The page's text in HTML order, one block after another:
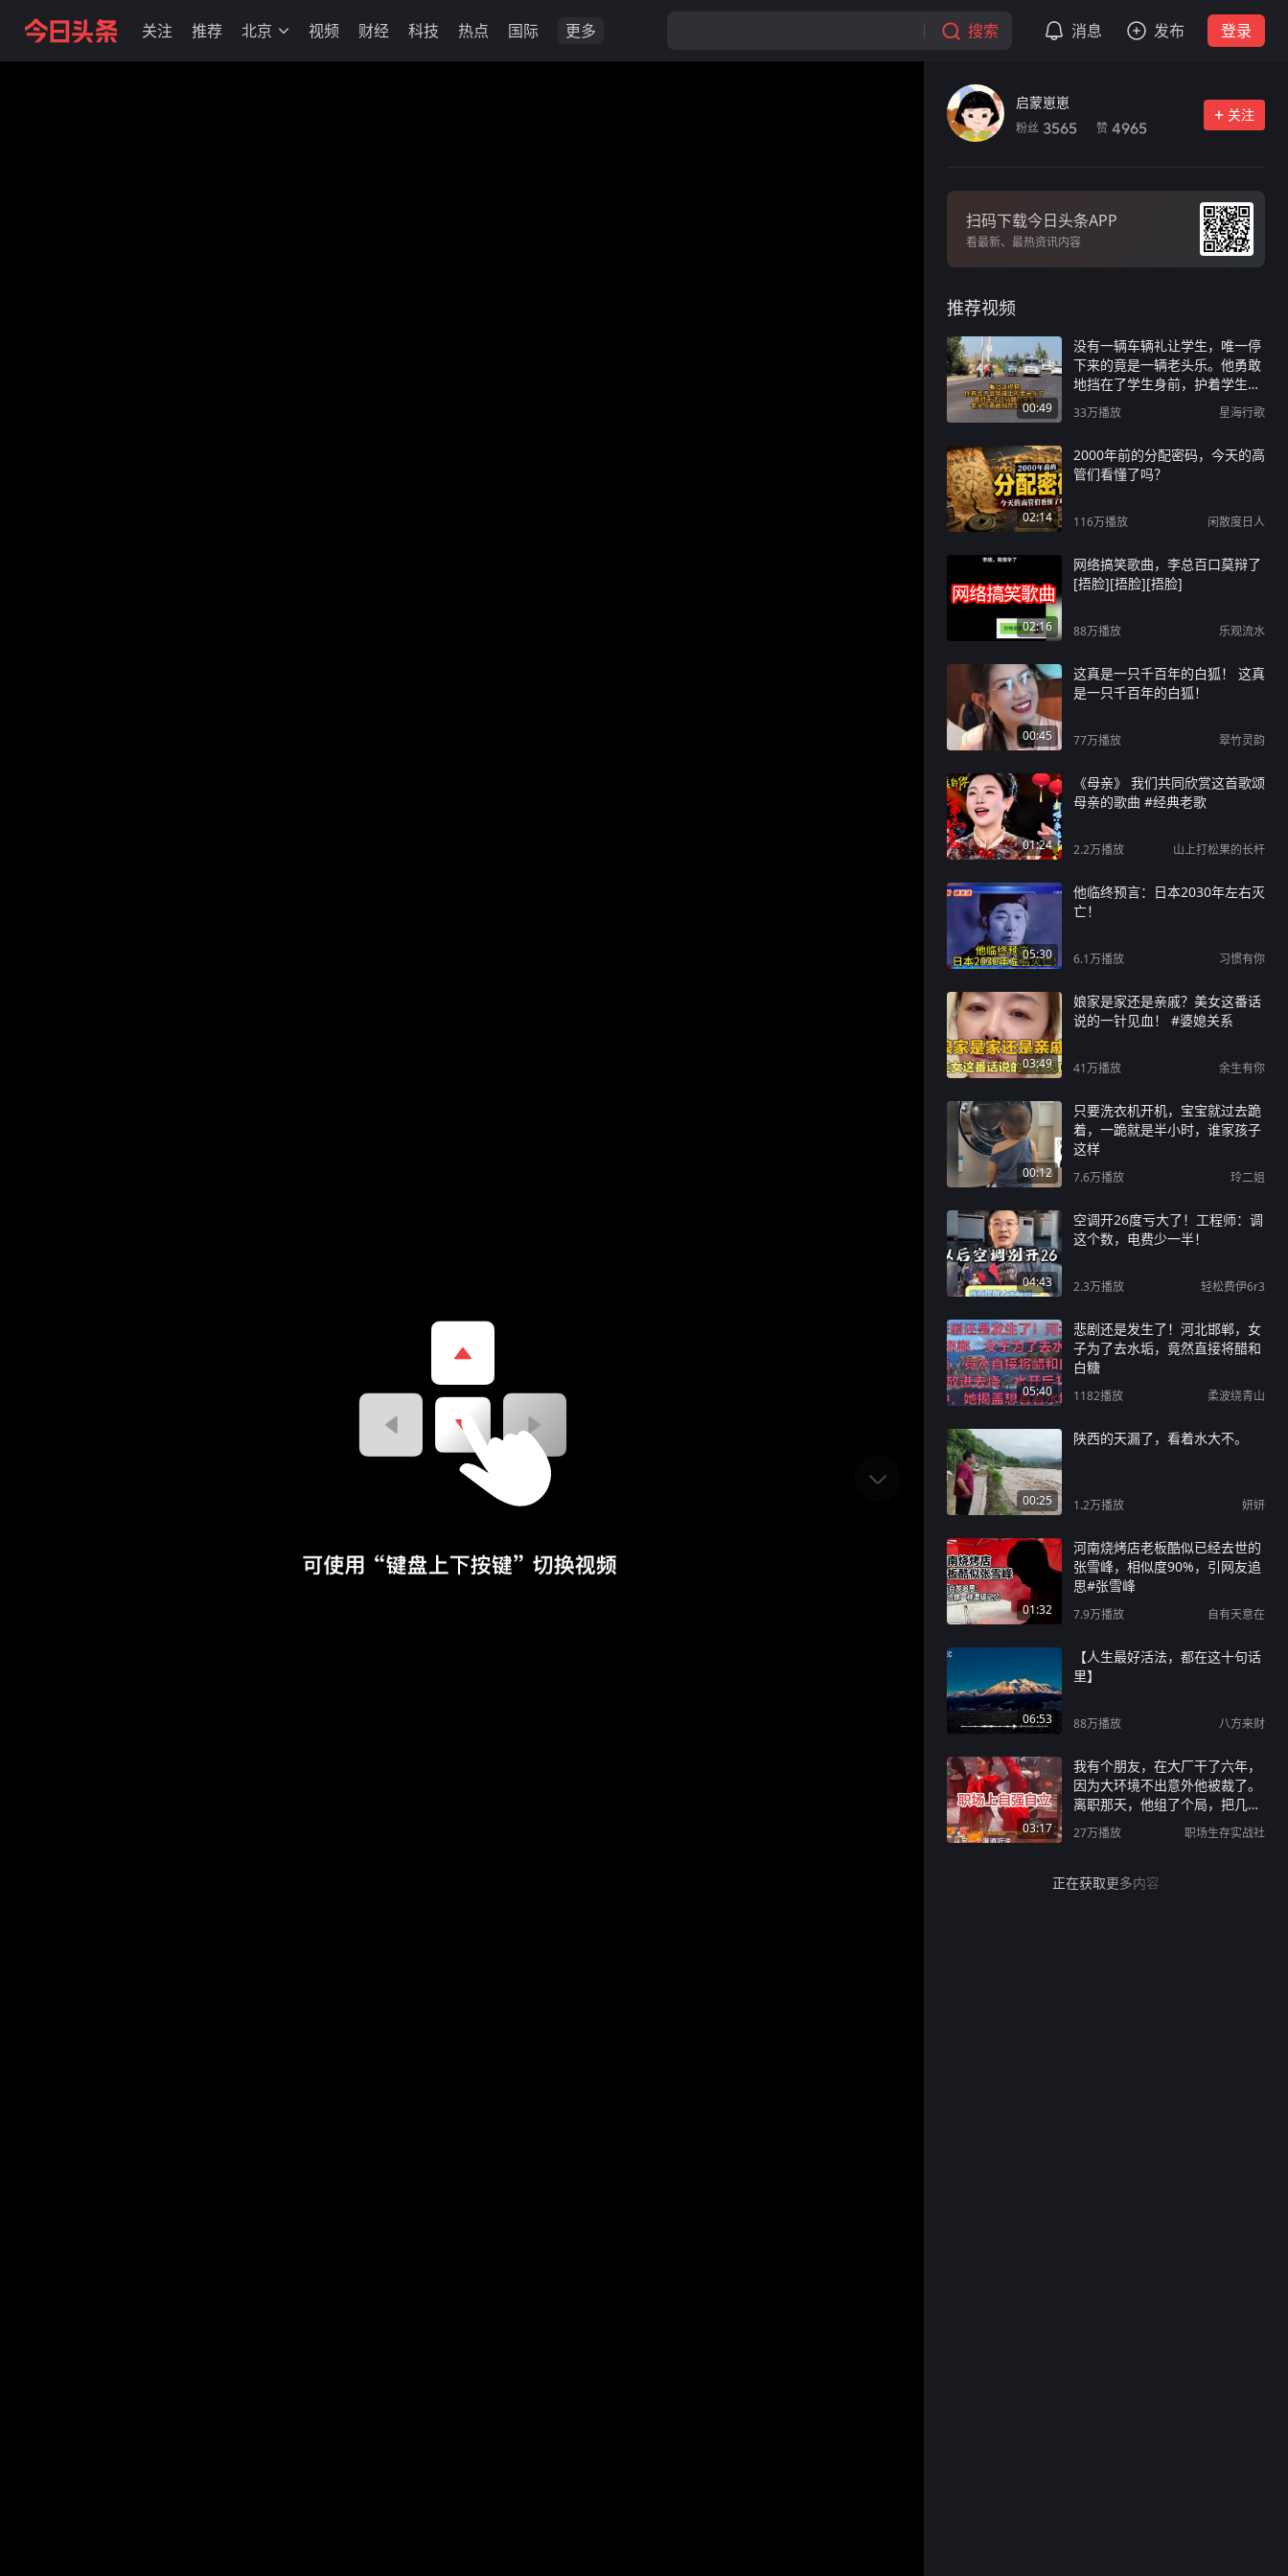
关注 推荐 北京 视频 财经 科技 热点 国际 更多 搜索 消息 发布 登录
启蒙崽崽
粉丝 3565 赞 4965
关注
扫码下载今日头条APP
看最新、最热资讯内容
推荐视频
00:49
没有一辆车辆礼让学生，唯一停
下来的竟是一辆老头乐。他勇敢
地挡在了学生身前，护着学生们
过了马路。
33万播放 星海行歌
02:14
2000年前的分配密码，今天的高
管们看懂了吗？
116万播放 闲散度日人
02:16
网络搞笑歌曲，李总百口莫辩了
[捂脸][捂脸][捂脸]
88万播放 乐观流水
00:45
这真是一只千百年的白狐！ 这真
是一只千百年的白狐！
77万播放 翠竹灵韵
01:24
《母亲》 我们共同欣赏这首歌颂
母亲的歌曲 #经典老歌
2.2万播放 山上打松果的长杆
05:30
他临终预言：日本2030年左右灭
亡！
6.1万播放 习惯有你
03:49
娘家是家还是亲戚？美女这番话
说的一针见血！ #婆媳关系
41万播放 余生有你
00:12
只要洗衣机开机，宝宝就过去跪
着，一跪就是半小时，谁家孩子
这样
7.6万播放 玲二姐
04:43
空调开26度亏大了！工程师：调
这个数，电费少一半！
2.3万播放 轻松费伊6r3
05:40
悲剧还是发生了！河北邯郸，女
子为了去水垢，竟然直接将醋和
白糖
1182播放 柔波绕青山
00:25
陕西的天漏了，看着水大不。
1.2万播放 妍妍
01:32
河南烧烤店老板酷似已经去世的
张雪峰，相似度90%，引网友追
思#张雪峰
7.9万播放 自有天意在
06:53
【人生最好活法，都在这十句话
里】
88万播放 八方来财
03:17
我有个朋友，在大厂干了六年，
因为大环境不出意外他被裁了。
离职那天，他组了个局，把几个
觉得关系不错的老同事、前合作
伙伴叫到一块儿喝酒。#职场生
#职场干货 #职场那些事
27万播放 职场生存实战社
正在获取更多内容